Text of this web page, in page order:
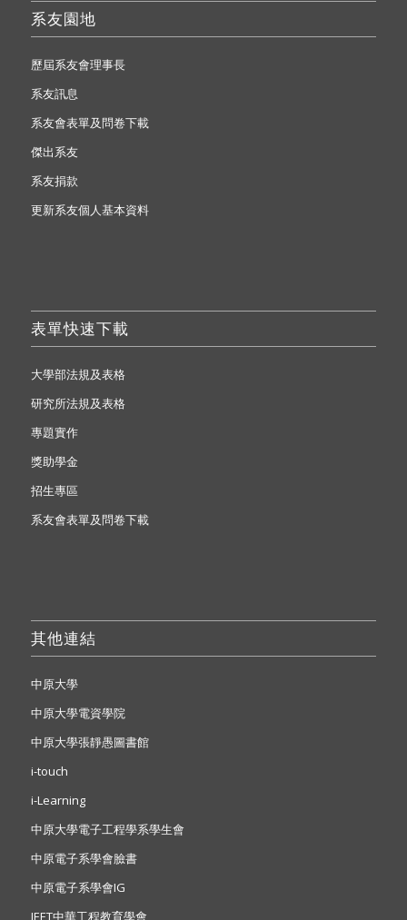
系友園地
歷屆系友會理事長
系友訊息
系友會表單及問卷下載
傑出系友
系友捐款
更新系友個人基本資料
表單快速下載
大學部法規及表格
研究所法規及表格
專題實作
獎助學金
招生專區
系友會表單及問卷下載
其他連結
中原大學
中原大學電資學院
中原大學張靜愚圖書館
i-touch
i-Learning
中原大學電子工程學系學生會
中原電子系學會臉書
中原電子系學會IG
IEET中華工程教育學會